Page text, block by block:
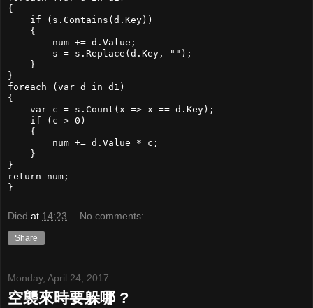
{
    if (s.Contains(d.Key))
    {
        num += d.Value;
        s = s.Replace(d.Key, "");
    }
}
foreach (var d in d1)
{
    var c = s.Count(x => x == d.Key);
    if (c > 0)
    {
        num += d.Value * c;
    }
}
return num;
}
Died at 14:23 No comments:
Share
Monday, April 24, 2017
空襲來時要躲哪 ?